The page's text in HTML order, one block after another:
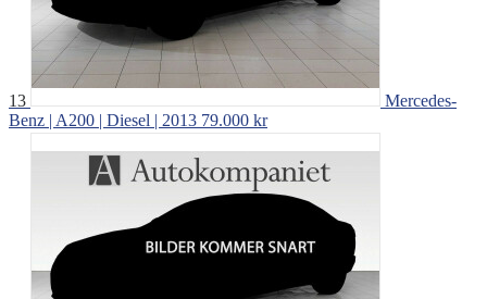
13
Mercedes-
Benz | A200 | Diesel | 2013 79.000 kr